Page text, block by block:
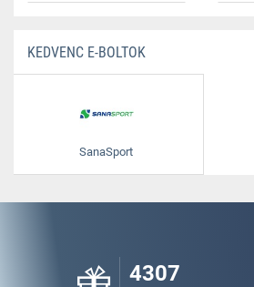
KEDVENC E-BOLTOK
SanaSport
4307